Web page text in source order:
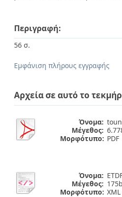
Περιγραφή:
56 σ.
Εμφάνιση πλήρους εγγραφής
Αρχεία σε αυτό το
Όνομα:
Μέγεθος:
Μορφότυπο: PDF
Όνομα:
Μέγεθος:
Μορφότυπο: XML